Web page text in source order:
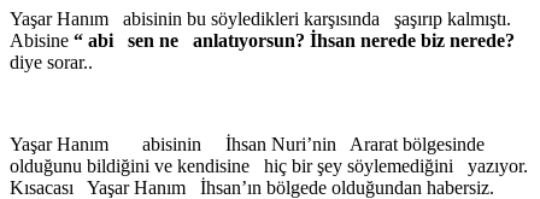
Yaşar Hanım abisinin bu söyledikleri karşısında şaşırıp kalmıştı.
Abisine “ abi sen ne anlatıyorsun? İhsan nerede biz nerede?
diye sorar..
Yaşar Hanım abisinin İhsan Nuri’nin Ararat bölgesinde
olduğunu bildiğini ve kendisine hiç bir şey söylemediğini yazıyor.
Kısacası Yaşar Hanım İhsan’ın bölgede olduğundan habersiz.